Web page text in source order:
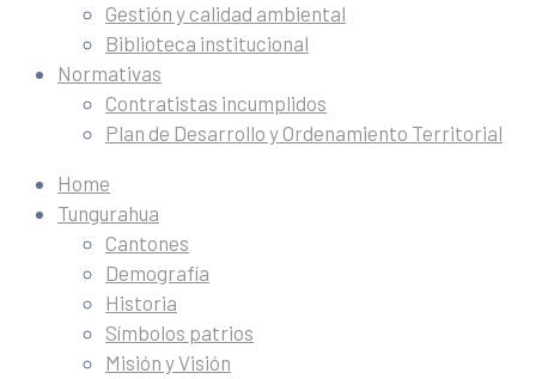
Gestión y calidad ambiental
Biblioteca institucional
Normativas
Contratistas incumplidos
Plan de Desarrollo y Ordenamiento Territorial
Home
Tungurahua
Cantones
Demografía
Historia
Símbolos patrios
Misión y Visión